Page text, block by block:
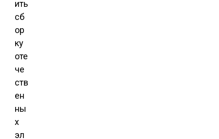
ить
сб
ор
ку
оте
че
ств
ен
ны
х
эл